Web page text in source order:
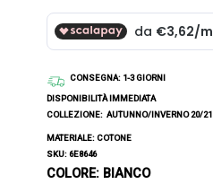
CONSEGNA: 1-3 GIORNI
DISPONIBILITÀ IMMEDIATA
COLLEZIONE: AUTUNNO/INVERNO 20/21
MATERIALE: COTONE
SKU: 6E8646
COLORE: BIANCO